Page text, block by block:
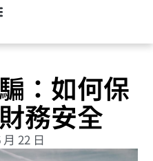
：如何保
務安全
22 日